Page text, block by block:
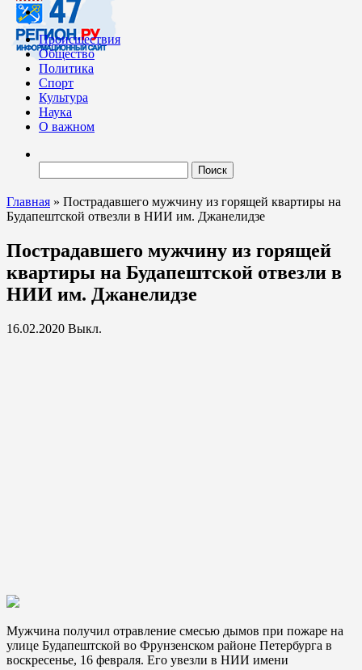
Происшествия
Общество
Политика
Спорт
Культура
Наука
О важном
Главная » Пострадавшего мужчину из горящей квартиры на
Будапештской отвезли в НИИ им. Джанелидзе
Пострадавшего мужчину из горящей
квартиры на Будапештской отвезли в
НИИ им. Джанелидзе
16.02.2020 Выкл.
Мужчина получил отравление смесью дымов при пожаре на
улице Будапештской во Фрунзенском районе Петербурга в
воскресенье, 16 февраля. Его увезли в НИИ имени